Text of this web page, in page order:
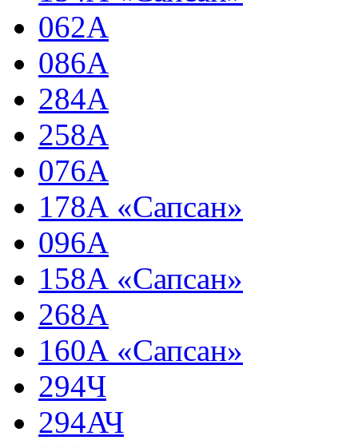
062А
086А
284А
258А
076А
178А «Сапсан»
096А
158А «Сапсан»
268А
160А «Сапсан»
294Ч
294АЧ